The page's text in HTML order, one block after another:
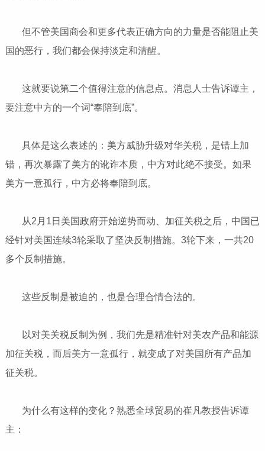
但不管美国商会和更多代表正确方向的力量是否能阻止美
国的恶行，我们都会保持淡定和清醒。
这就要说第二个值得注意的信息点。消息人士告诉谭主，
要注意中方的一个词“奉陪到底”。
具体是这么表述的：美方威胁升级对华关税，是错上加
错，再次暴露了美方的讹诈本质，中方对此绝不接受。如果
美方一意孤行，中方必将奉陪到底。
从2月1日美国政府开始逆势而动、加征关税之后，中国已
经针对美国连续3轮采取了坚决反制措施。3轮下来，一共20
多个反制措施。
这些反制是被迫的，也是合理合情合法的。
以对美关税反制为例，我们先是精准针对美农产品和能源
加征关税，而后美方一意孤行，就变成了对美国所有产品加
征关税。
为什么有这样的变化？熟悉全球贸易的崔凡教授告诉谭
主：